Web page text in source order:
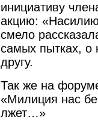
инициативу
акцию:
смело
самых пытках, о
другу.
Так же на
«Милиция нас
лжет…»